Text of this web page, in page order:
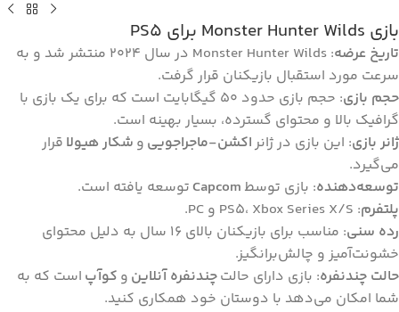
بازی Monster Hunter Wilds برای PS5
تاریخ عرضه
: Monster Hunter Wilds در سال ۲۰۲۴ منتشر شد و به
سرعت مورد استقبال بازیکنان قرار گرفت.
حجم بازی
: حجم بازی حدود ۵۰ گیگابایت است که برای یک بازی با
گرافیک بالا و محتوای گسترده، بسیار بهینه است.
ژانر بازی: این بازی در ژانراکشن-ماجراجویی و شکار هیولا قرار
می‌گیرد.
توسعه‌دهنده: بازی توسط Capcom توسعه یافته است.
پلتفرم: PS5، Xbox Series X/S و PC.
رده سنی
: مناسب برای بازیکنان بالای ۱۶ سال به دلیل محتوای
خشونت‌آمیز و چالش‌برانگیز.
حالت چندنفره: بازی دارای حالتچندنفره آنلاین و کوآپ است که به
شما امکان می‌دهد با دوستان خود همکاری کنید.